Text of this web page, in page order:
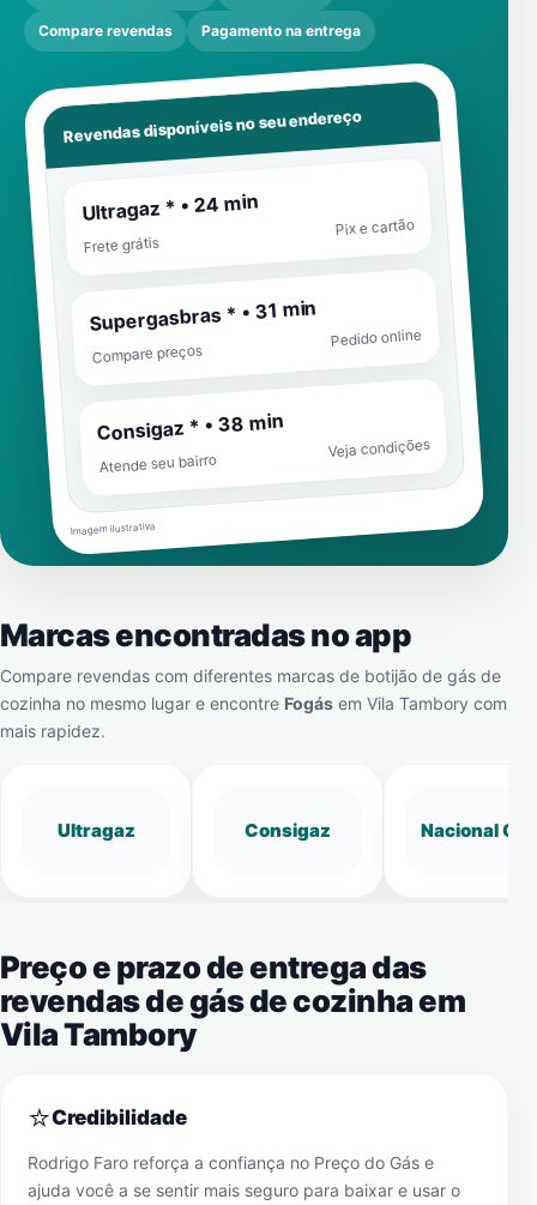
Compare revendas Pagamento na entrega
Revendas disponíveis no seu endereço
Ultragaz * • 24 min
Frete grátis
Pix e cartão
Supergasbras * • 31 min
Compare preços
Pedido online
Consigaz * • 38 min
Atende seu bairro
Veja condições
Imagem ilustrativa
Marcas encontradas no app
Compare revendas com diferentes marcas de botijão de gás de
cozinha no mesmo lugar e encontre Fogás em Vila Tambory com
mais rapidez.
Ultragaz Consigaz Nacional Gás
Preço e prazo de entrega das
revendas de gás de cozinha em
Vila Tambory
⭐Credibilidade
Rodrigo Faro reforça a confiança no Preço do Gás e
ajuda você a se sentir mais seguro para baixar e usar o